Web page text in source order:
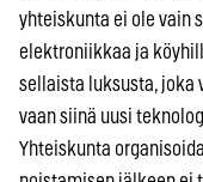
yhteiskunta ei ole vain
elektroniikkaa ja
sellaista luksusta,
vaan siinä uusi
Yhteiskunta